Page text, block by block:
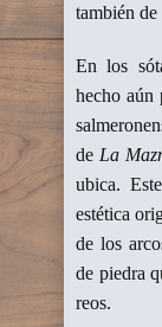
también
En los
hecho aún
de La
ubica.
estética
de los
de piedra
reos.